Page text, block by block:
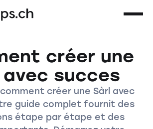
créer une
avec succes
créer une Sàrl avec
guide complet fournit des
étape par étape et des